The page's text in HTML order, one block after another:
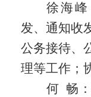
徐海
发、通知收
公务接待、
理等工作；
何 畅